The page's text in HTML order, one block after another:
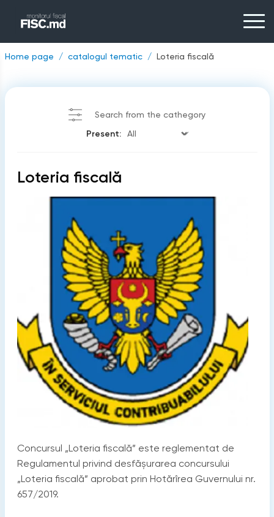
Home page catalogul tematic Loteria fiscală
Search from the cathegory
Present:
Loteria fiscală
Concursul „Loteria fiscală” este reglementat de
Regulamentul privind desfășurarea concursului
„Loteria fiscală” aprobat prin Hotărîrea Guvernului nr.
657/2019.